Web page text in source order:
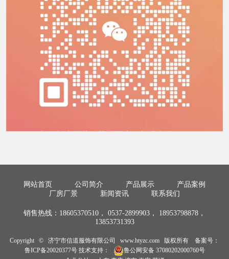
网站首页 公司简介 产品展示
产品案例
厂房厂景
新闻资讯 联系我们
销售热线：18605370510， 0537-2899903， 18953798878，
13853731393
Copyright © 济宁市信道服饰有限公司 www.htyzc.com 版权所有 备案号：
鲁ICP备20020377号技术支持：
鲁公网安备 37080202000760号